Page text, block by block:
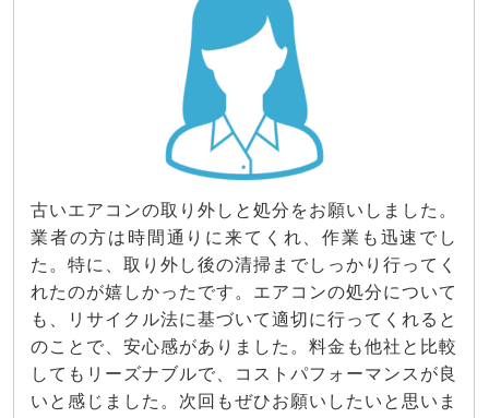
古いエアコンの取り外しと処分をお願いしました。
業者の方は時間通りに来てくれ、作業も迅速でし
た。特に、取り外し後の清掃までしっかり行ってく
れたのが嬉しかったです。エアコンの処分について
も、リサイクル法に基づいて適切に行ってくれると
のことで、安心感がありました。料金も他社と比較
してもリーズナブルで、コストパフォーマンスが良
いと感じました。次回もぜひお願いしたいと思いま